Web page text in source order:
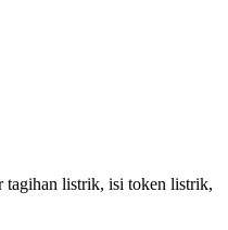
tagihan listrik, isi token listrik,